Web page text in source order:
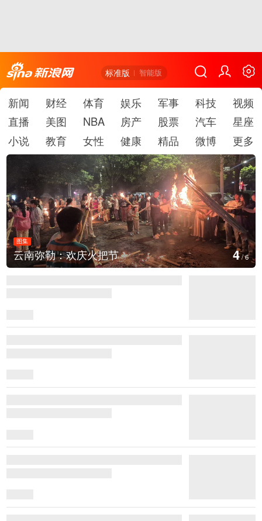
标准版 智能版
新闻 财经 体育 娱乐 军事 科技
视频
直播
美图 NBA 房产 股票 汽车
星座
小说
教育 女性 健康 精品 微博 更多
图集
云南弥勒：欢庆火把节 4/6